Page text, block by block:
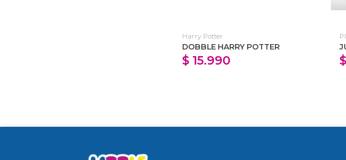
Harry Potter
DOBBLE HARRY POTTER
$ 15.990